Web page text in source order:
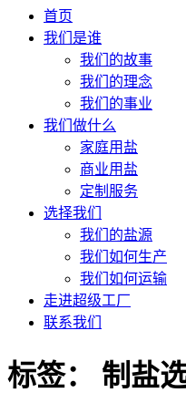
首页
我们是谁
我们的故事
我们的理念
我们的事业
我们做什么
家庭用盐
商业用盐
定制服务
选择我们
我们的盐源
我们如何生产
我们如何运输
走进超级工厂
联系我们
标签： 制盐